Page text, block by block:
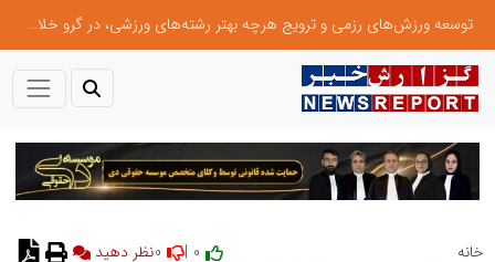
توسعه ورزش‌های رزمی و ترویج هرچه بهتر رشته‌های ورزشی، در گرو خلاقیت و نوآوری است
خانه نظر دهید